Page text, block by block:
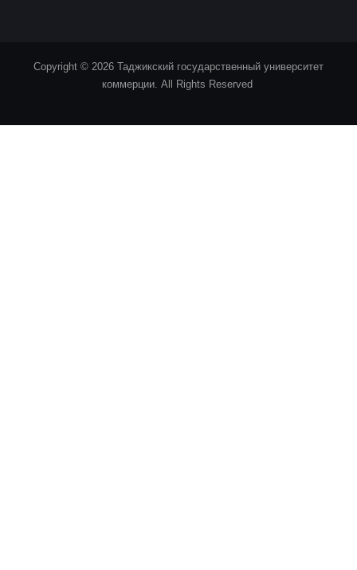
Copyright © 2026 Таджикский государственный университет
коммерции. All Rights Reserved